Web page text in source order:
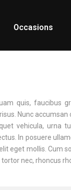
Occasions
quis, faucibus
Nunc accumsan
vehicula, urna
In posuere
eget mollis. Cum
nec, rhoncus